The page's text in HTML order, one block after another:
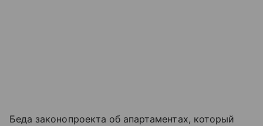
Беда законопроекта об апартаментах, который